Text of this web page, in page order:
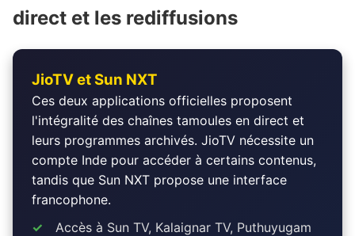
direct et les rediffusions
JioTV et Sun NXT
Ces deux applications officielles proposent
l'intégralité des chaînes tamoules en direct et
leurs programmes archivés. JioTV nécessite un
compte Inde pour accéder à certains contenus,
tandis que Sun NXT propose une interface
francophone.
Accès à Sun TV, Kalaignar TV, Puthuyugam